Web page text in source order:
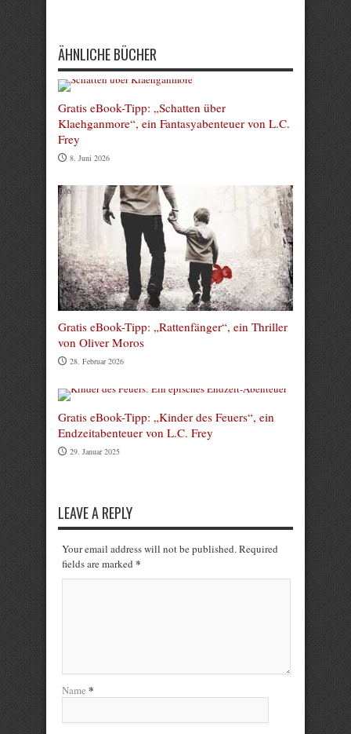
ÄHNLICHE BÜCHER
Gratis eBook-Tipp: „Schatten über
Klaehganmore“, ein Fantasyabenteuer von L.C.
Frey
8. Juni 2026
Gratis eBook-Tipp: „Rattenfänger“, ein Thriller
von Oliver Moros
28. Februar 2026
Gratis eBook-Tipp: „Kinder des Feuers“, ein
Endzeitabenteuer von L.C. Frey
29. Januar 2025
LEAVE A REPLY
Your email address will not be published. Required
fields are marked *
Name *